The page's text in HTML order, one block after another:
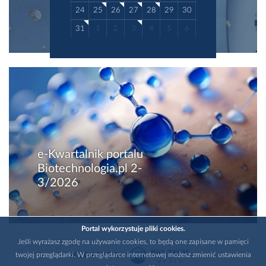
24 25 26 27 28 29 30
31 1 2 3 4 5 6
e-Kwartalnik portalu
Biotechnologia.pl 2-
3/2026
WYDAWCA
Portal wykorzystuje pliki cookies.
Jeśli wyrażasz zgodę na używanie cookies, to będą one zapisane w pamięci
twojej przeglądarki. W przeglądarce internetowej możesz zmienić ustawienia